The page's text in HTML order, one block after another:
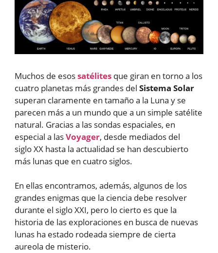
Muchos de esossatélites que giran en torno a los
cuatro planetas más grandes del Sistema Solar
superan claramente en tamaño a la Luna y se
parecen más a un mundo que a un simple satélite
natural. Gracias a las sondas espaciales, en
especial a lasVoyager, desde mediados del
siglo XX hasta la actualidad se han descubierto
más lunas que en cuatro siglos.
En ellas encontramos, además, algunos de los
grandes enigmas que la ciencia debe resolver
durante el siglo XXI, pero lo cierto es que la
historia de las exploraciones en busca de nuevas
lunas ha estado rodeada siempre de cierta
aureola de misterio.